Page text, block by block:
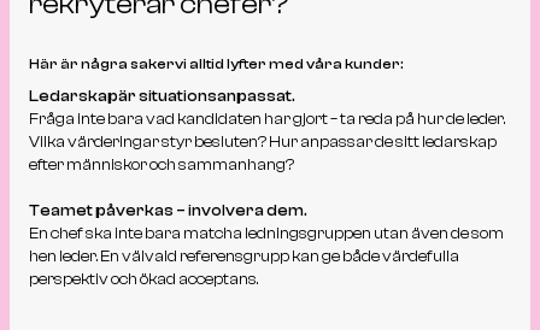
Här är några sakervi alltid lyfter med våra kunder:
Ledarskapär situationsanpassat.
Fråga inte bara vad kandidaten har gjort – ta reda på hur de leder.
Vilka värderingar styr besluten? Hur anpassar de sitt ledarskap
efter människor och sammanhang?
Teamet påverkas – involvera dem.
En chef ska inte bara matcha ledningsgruppen utan även de som
hen leder. En välvald referensgrupp kan ge både värdefulla
perspektiv och ökad acceptans.